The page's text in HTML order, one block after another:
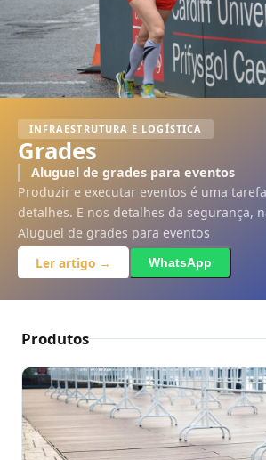
INFRAESTRUTURA E LOGÍSTICA
Grades
Aluguel de grades para eventos
Produzir e executar eventos é uma
detalhes. E nos detalhes da segurança,
Aluguel de grades para eventos
Ler artigo →
WhatsApp
Produtos
SEU NOME
WHATSAPP
E-MAIL(OPCIONAL)
SOLICITAR
Ao enviar, você concorda com o compartilhamento
um parceiro operacional credenciado para fins
WhatsApp, conforme nossa política de
privacidade